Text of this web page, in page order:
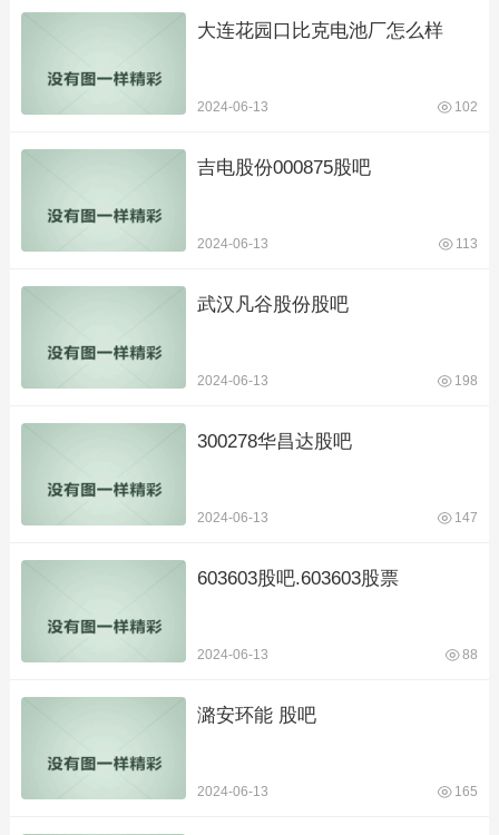
大连花园口比克电池厂怎么样
2024-06-13 102
吉电股份000875股吧
2024-06-13 113
武汉凡谷股份股吧
2024-06-13 198
300278华昌达股吧
2024-06-13 147
603603股吧.603603股票
2024-06-13 88
潞安环能 股吧
2024-06-13 165